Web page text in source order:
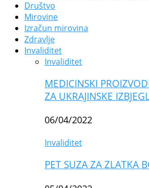
Društvo
Mirovine
Izračun mirovina
Zdravlje
Invaliditet
Invaliditet
MEDICINSKI
ZA UKRAJINSKE
06/04/2022
Invaliditet
PET SUZA ZA ZLATKA